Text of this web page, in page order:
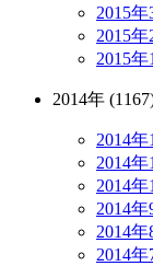
2015
2015
2015
2014年
2014
2014
2014
2014
2014
2014